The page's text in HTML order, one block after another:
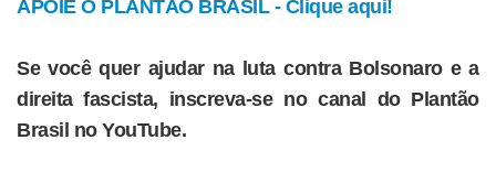
APOIE O PLANTÃO BRASIL - Clique aqui!
Se você quer ajudar na luta contra Bolsonaro e a
direita fascista, inscreva-se no canal do Plantão
Brasil no YouTube.